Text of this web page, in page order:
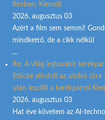
filmben. Kiemelt
2026. augusztus 03
Azért a film sem semmi!
mindkettő, de a cikk nélkül
...
Re: A világ legtovább
Stücke elindult az utolsó útra
után leszállt a kerékpárról
2026. augusztus 03
Hat éve követem az AI-